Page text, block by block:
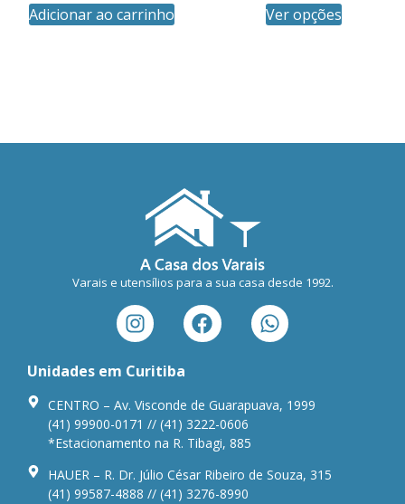
Adicionar ao carrinho
Ver opções
Varais e utensílios para a sua casa desde 1992.
Unidades em Curitiba
CENTRO – Av. Visconde de Guarapuava, 1999
(41) 99900-0171 // (41) 3222-0606
*Estacionamento na R. Tibagi, 885
HAUER – R. Dr. Júlio César Ribeiro de Souza, 315
(41) 99587-4888 // (41) 3276-8990